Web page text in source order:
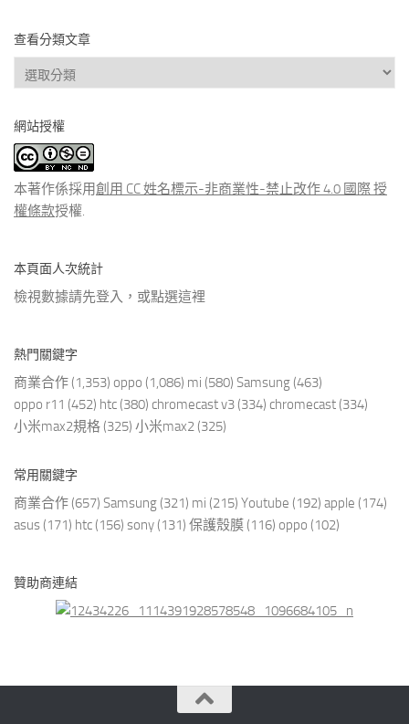
查看分類文章
查
看
類
文
章
網站授權
本著作係採用創用 CC 姓名標示-非商業性-禁止改作 4.0 國際 授
權條款授權.
本頁面人次統計
檢視數據請先登入，或點選這裡
熱門關鍵字
商業合作 (1,353) oppo (1,086) mi (580) Samsung (463)
oppo r11 (452) htc (380) chromecast v3 (334) chromecast (334)
小米max2規格 (325) 小米max2 (325)
常用關鍵字
商業合作 (657) Samsung (321) mi (215) Youtube (192) apple (174)
asus (171) htc (156) sony (131) 保護殼膜 (116) oppo (102)
贊助商連結